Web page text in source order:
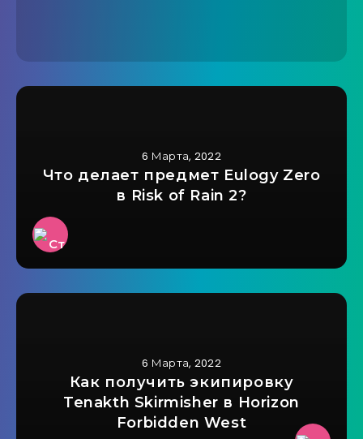
6 Марта, 2022
Что делает предмет Eulogy Zero
в Risk of Rain 2?
6 Марта, 2022
Как получить экипировку
Tenakth Skirmisher в Horizon
Forbidden West